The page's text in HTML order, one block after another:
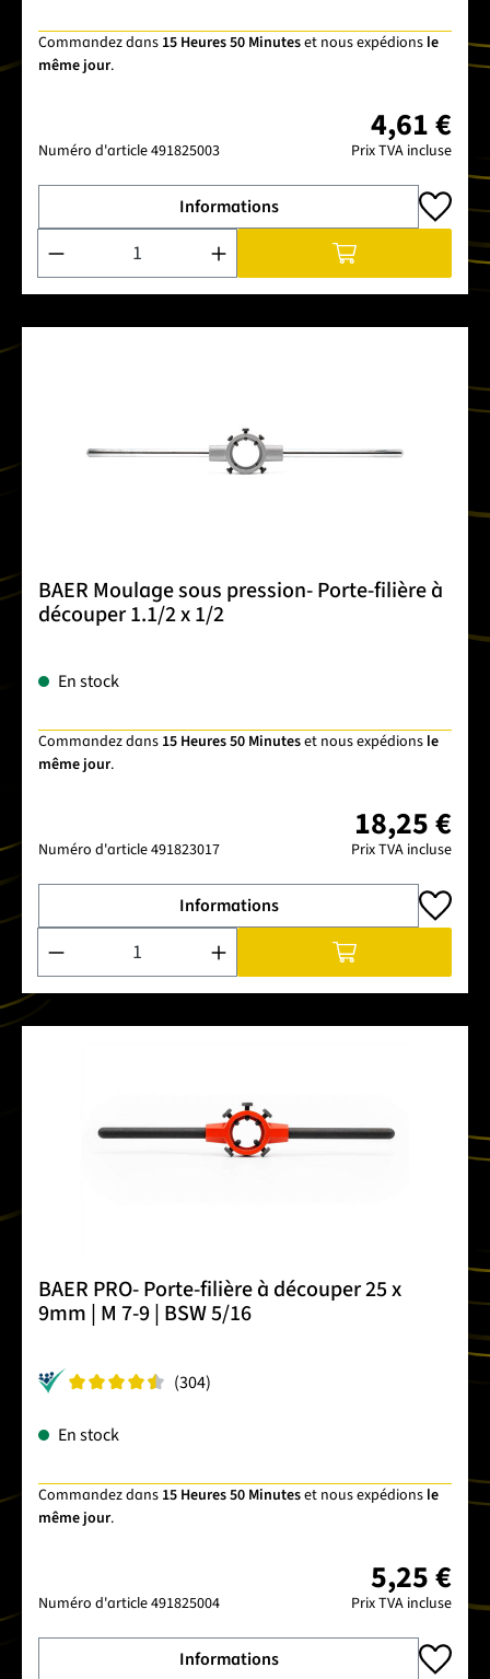
Commandez dans 15 Heures 50 Minuteset nous expédions le
même jour.
Numéro d'article491825003
4,61 €
Prix TVA incluse
Informations
Quantité de produit : Entrez la quantité souhaitée ou
BAER Moulage sous pression- Porte-filière à
découper 1.1/2 x 1/2
En stock
Commandez dans 15 Heures 50 Minuteset nous expédions le
même jour.
Numéro d'article491823017
18,25 €
Prix TVA incluse
Informations
Quantité de produit : Entrez la quantité souhaitée ou
BAER PRO- Porte-filière à découper 25 x
9mm | M 7-9 | BSW 5/16
(304)
En stock
Commandez dans 15 Heures 50 Minuteset nous expédions le
même jour.
Numéro d'article491825004
5,25 €
Prix TVA incluse
Informations